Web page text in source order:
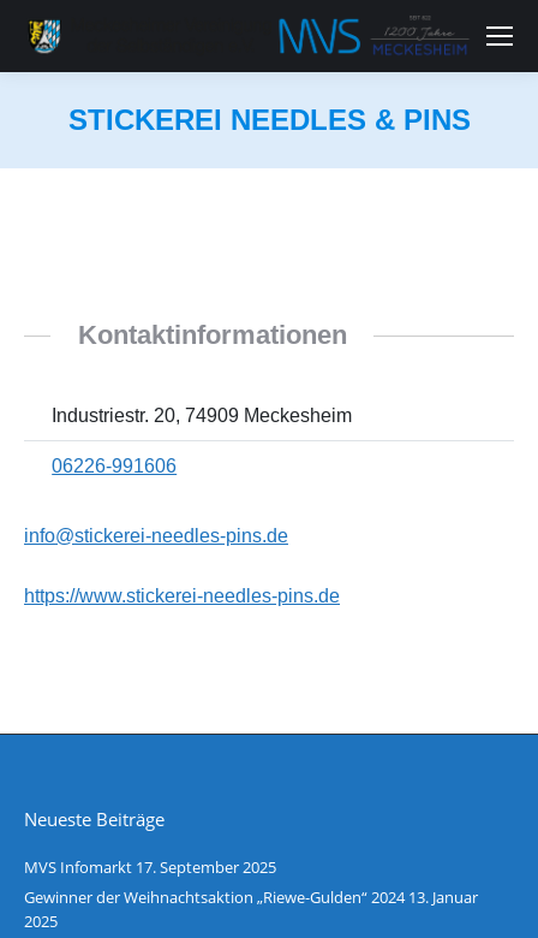
STICKEREI NEEDLES & PINS
Kontaktinformationen
Industriestr. 20, 74909 Meckesheim
06226-991606
info@stickerei-needles-pins.de
https://www.stickerei-needles-pins.de
Neueste Beiträge
MVS Infomarkt 17. September 2025
Gewinner der Weihnachtsaktion „Riewe-Gulden“ 2024 13. Januar
2025